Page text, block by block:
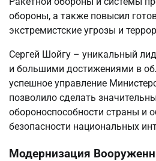
обороны, а также повысил
экстремистские угрозы и
Сергей Шойгу – уникальный
и большими достижениями в
успешное управление
позволило сделать
обороноспособности страны и
безопасности национальных
Модернизация